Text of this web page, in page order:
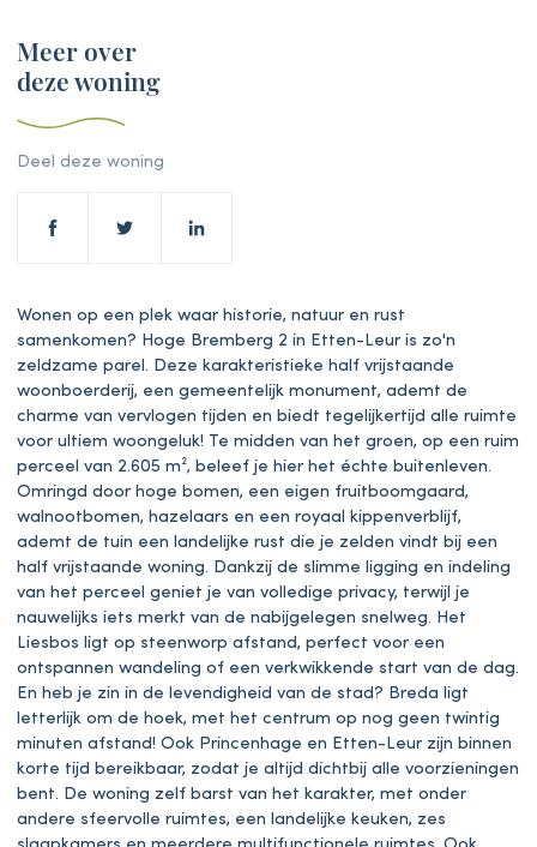
Meer over
deze woning
Deel deze woning
Wonen op een plek waar historie, natuur en rust
samenkomen? Hoge Bremberg 2 in Etten-Leur is zo'n
zeldzame parel. Deze karakteristieke half vrijstaande
woonboerderij, een gemeentelijk monument, ademt de
charme van vervlogen tijden en biedt tegelijkertijd alle ruimte
voor ultiem woongeluk! Te midden van het groen, op een ruim
perceel van 2.605 m², beleef je hier het échte buitenleven.
Omringd door hoge bomen, een eigen fruitboomgaard,
walnootbomen, hazelaars en een royaal kippenverblijf,
ademt de tuin een landelijke rust die je zelden vindt bij een
half vrijstaande woning. Dankzij de slimme ligging en indeling
van het perceel geniet je van volledige privacy, terwijl je
nauwelijks iets merkt van de nabijgelegen snelweg. Het
Liesbos ligt op steenworp afstand, perfect voor een
ontspannen wandeling of een verkwikkende start van de dag.
En heb je zin in de levendigheid van de stad? Breda ligt
letterlijk om de hoek, met het centrum op nog geen twintig
minuten afstand! Ook Princenhage en Etten-Leur zijn binnen
korte tijd bereikbaar, zodat je altijd dichtbij alle voorzieningen
bent. De woning zelf barst van het karakter, met onder
andere sfeervolle ruimtes, een landelijke keuken, zes